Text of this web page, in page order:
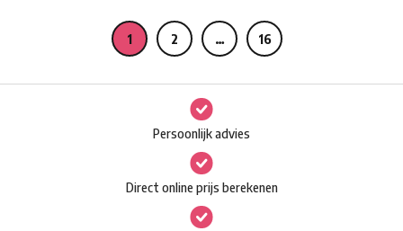
heeft
variaties.
Deze
optie
kan
gekozen
worden
1 2 … 16
Persoonlijk advies
Direct online prijs berekenen